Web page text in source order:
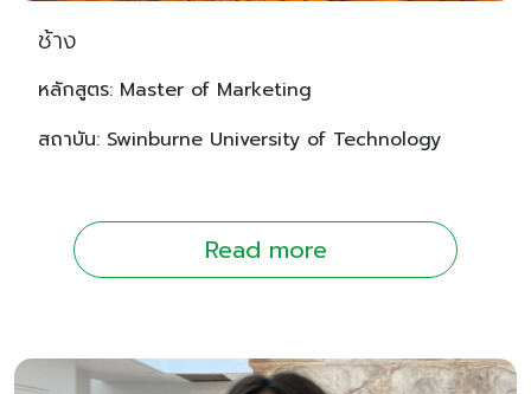
ช้าง
หลักสูตร: Master of Marketing
สถาบัน: Swinburne University of Technology
Read more